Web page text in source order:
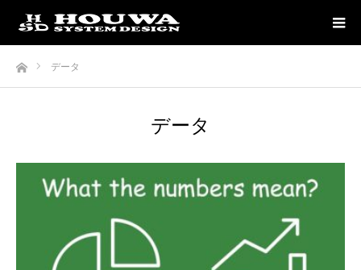
ホームデータ
データ